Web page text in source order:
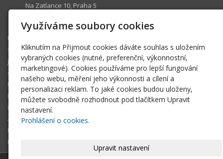
Na Zatlance 10, Praha 5
egovernment@egovernment.cz
Úvodní stránka
STUDIO
JIHLAVA
eOSOBNOST
ROK INFORMATIKY
MIKULOV
EGOVERNMENT THE BEST
ARCHIV MAGAZÍNU
DOTAZ
REGISTRACE ČTENÁŘE
Využíváme soubory cookies
Kliknutím na Přijmout cookies dáváte souhlas s uložením
vybraných cookies (nutné, preferenční, výkonnostní,
marketingové). Cookies používáme pro lepší fungování
našeho webu, měření jeho výkonnosti a cílení a
personalizaci reklam. To jaké cookies budou uloženy,
můžete svobodně rozhodnout pod tlačítkem Upravit
nastavení.
Prohlášení o cookies.
Upravit nastavení